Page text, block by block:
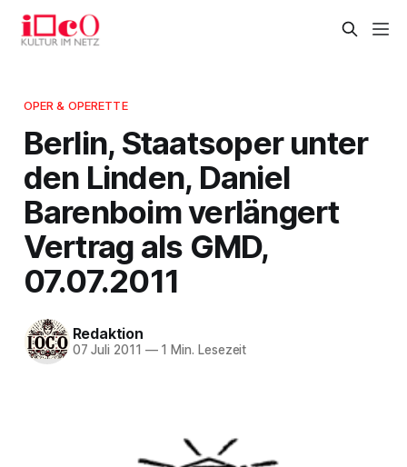
OPER & OPERETTE
Berlin, Staatsoper unter
den Linden, Daniel
Barenboim verlängert
Vertrag als GMD,
07.07.2011
Redaktion
07 Juli 2011 —1 Min. Lesezeit